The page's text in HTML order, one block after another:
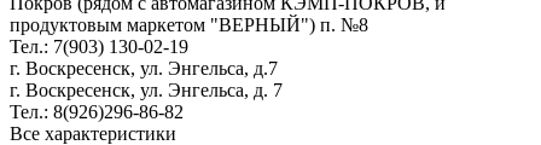
продуктовым маркетом "ВЕРНЫЙ") п. №8
Тел.: 7(903) 130-02-19
г. Воскресенск, ул. Энгельса, д.7
г. Воскресенск, ул. Энгельса, д. 7
Тел.: 8(926)296-86-82
Все характеристики